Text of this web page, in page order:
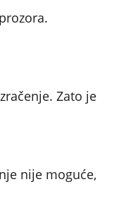
Zato je
nije moguće,